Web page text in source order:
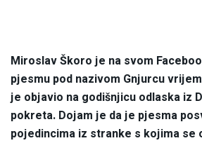
Miroslav Škoro je na svom
pjesmu pod nazivom Gnjurcu
je objavio na godišnjicu odlaska iz
pokreta. Dojam je da je pjesma
pojedincima iz stranke s kojima se